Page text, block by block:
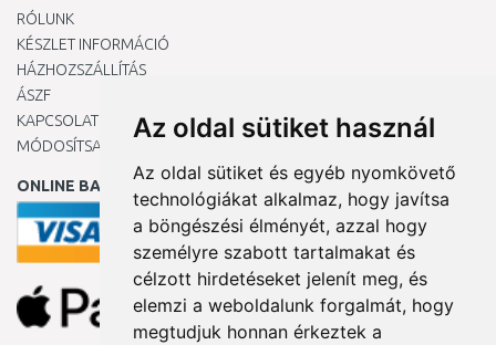
Az oldal sütiket használ
Az oldal sütiket és egyéb nyomkövető
technológiákat alkalmaz, hogy javítsa
a böngészési élményét, azzal hogy
személyre szabott tartalmakat és
célzott hirdetéseket jelenít meg, és
elemzi a weboldalunk forgalmát, hogy
megtudjuk honnan érkeztek a
RÓLUNK
KÉSZLET INFORMÁCIÓ
HÁZHOZSZÁLLÍTÁS
ÁSZF
KAPCSOLAT
MÓDOSÍTSA A COOKIE-BEÁLLÍTÁSAIMAT
ONLINE BANKKÁRTYÁVAL